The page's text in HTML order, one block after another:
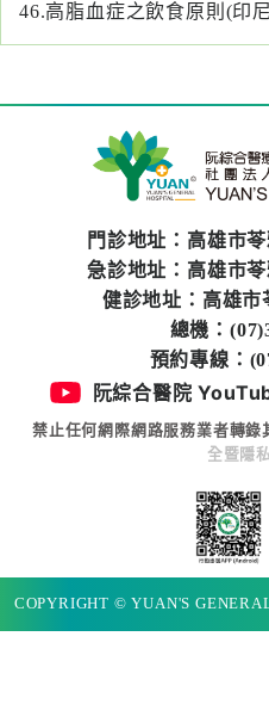
46.高脂血症之飲食原則(印
門診地址：高雄市
急診地址：高雄市
健診地址：高雄
總機：
預約專線：
阮綜合醫院
禁止任何網際網路服務業者轉錄
全暨隱
COPYRIGHT © YUAN'S